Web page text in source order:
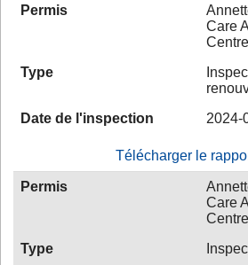
Permis
Care
Centre
Type
Date de l'inspection
2024-
Télécharger le
Permis
Care
Centre
Type